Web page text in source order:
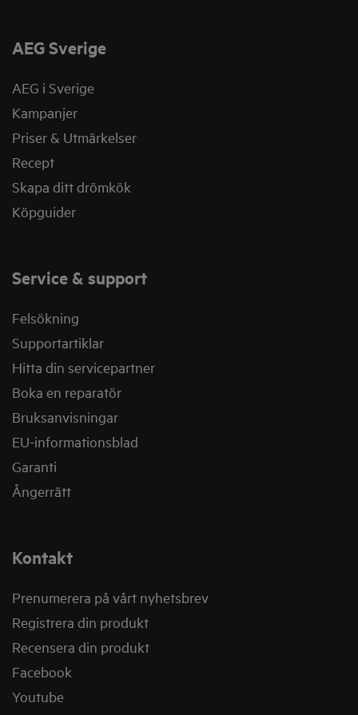
AEG Sverige
AEG i Sverige
Kampanjer
Priser & Utmärkelser
Recept
Skapa ditt drömkök
Köpguider
Service & support
Felsökning
Supportartiklar
Hitta din servicepartner
Boka en reparatör
Bruksanvisningar
EU-informationsblad
Garanti
Ångerrätt
Kontakt
Prenumerera på vårt nyhetsbrev
Registrera din produkt
Recensera din produkt
Facebook
Youtube